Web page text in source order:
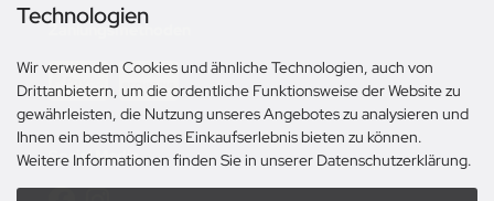
Zahlungsmethoden
Social Media
Technologien
Wir verwenden Cookies und ähnliche Technologien, auch von
Drittanbietern, um die ordentliche Funktionsweise der Website zu
gewährleisten, die Nutzung unseres Angebotes zu analysieren und
Ihnen ein bestmögliches Einkaufserlebnis bieten zu können.
Weitere Informationen finden Sie in unserer Datenschutzerklärung.